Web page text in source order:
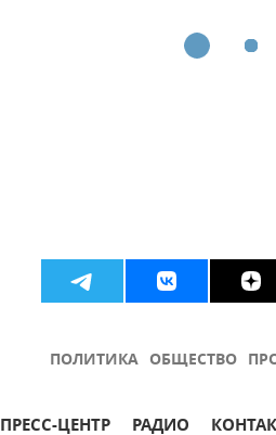
ПОЛИТИКА ОБЩЕСТВО
ПРЕСС-ЦЕНТР РАДИО